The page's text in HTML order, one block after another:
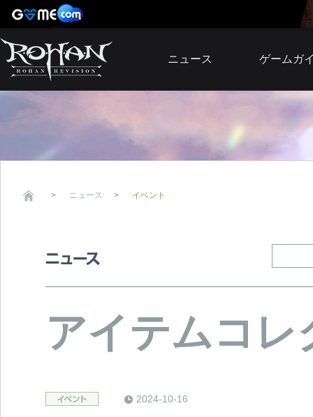
ニュース
アップデート
ゲームガ
ニュース イベント
アイテムコ
2024-10-16